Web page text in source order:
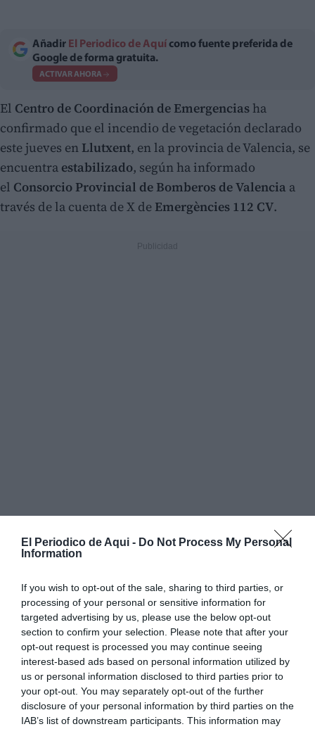
El Periodico de Aqui - Do Not Process My Personal
Information
If you wish to opt-out of the sale, sharing to third parties, or
processing of your personal or sensitive information for
targeted advertising by us, please use the below opt-out
section to confirm your selection. Please note that after your
opt-out request is processed you may continue seeing
interest-based ads based on personal information utilized by
us or personal information disclosed to third parties prior to
your opt-out. You may separately opt-out of the further
disclosure of your personal information by third parties on the
IAB’s list of downstream participants. This information may
Añadir El Periodico de Aquí como fuente preferida de
Google de forma gratuita.
ACTIVAR AHORA
El Centro de Coordinación de Emergencias ha
confirmado que el incendio de vegetación declarado
este jueves en Llutxent, en la provincia de Valencia, se
encuentra estabilizado, según ha informado
el Consorcio Provincial de Bomberos de Valencia a
través de la cuenta de X de Emergències 112 CV.
Refuerzo del operativo
Para hacer frente a las llamas se movilizaron
inicialmentedos unidades de bomberos forestales